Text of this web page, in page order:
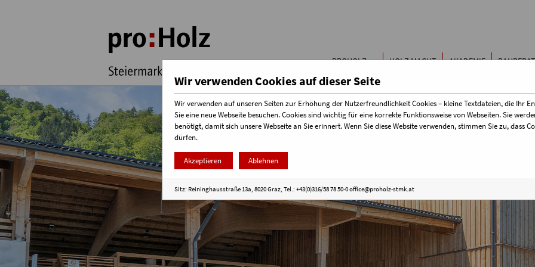
PROHOLZ
HOLZ MACHT
AKADEMIE
Terminübersicht
Der
Wir verwenden Cookies auf dieser Seite
Wir verwenden auf unseren Seiten zur Erhöhung der Nutzerfreundlichkeit Cookies – kleine Textdateien, die Ihr
Sie eine neue Webseite besuchen. Cookies sind wichtig für eine korrekte Funktionsweise von Webseiten. Sie
benötigt, damit sich unsere Webseite an Sie erinnert. Wenn Sie diese Website verwenden, stimmen Sie zu, dass
dürfen.
Akzeptieren Ablehnen
Sitz: Reininghausstraße 13a, 8020 Graz, Tel.: +43(0)316/58 78 50-0office@proholz-stmk.at